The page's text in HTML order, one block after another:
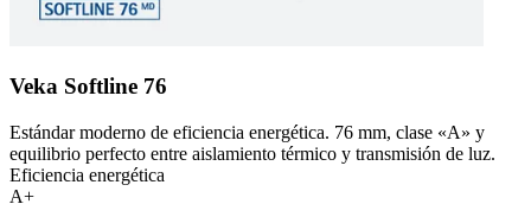
Veka Softline 76
Estándar moderno de eficiencia energética. 76 mm, clase «A» y
equilibrio perfecto entre aislamiento térmico y transmisión de luz.
Eficiencia energética
A+